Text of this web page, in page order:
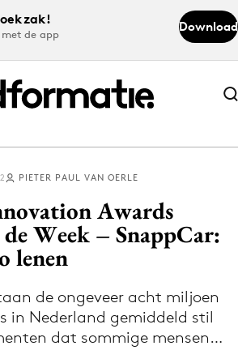
met de app
Download
Abonneer nu
Abonneer nu
Download de app
nieuws via de Adformatie
Nieuws app
PIETER PAUL VAN OERLE
Awards
Week – SnappCar:
lenen
de ongeveer acht miljoen
in Nederland gemiddeld stil
dat sommige mensen…